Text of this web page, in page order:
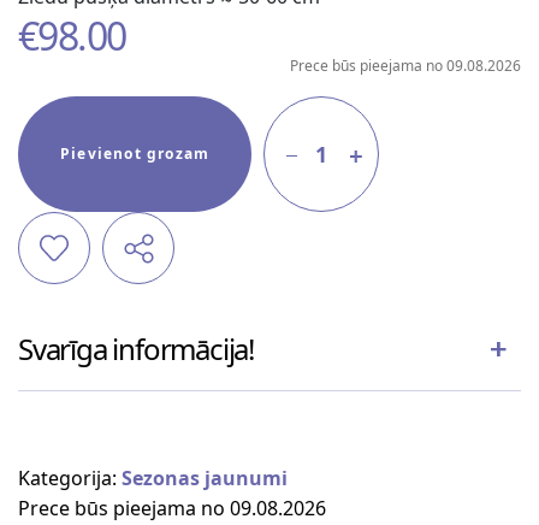
€98.00
Prece būs pieejama no 09.08.2026
Pievienot grozam 1
Svarīga informācija!
Kategorija: Sezonas jaunumi
Prece būs pieejama no 09.08.2026